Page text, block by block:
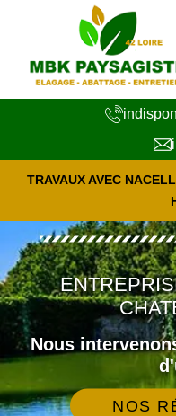
TRAVAUX AVEC
Nous
NOS